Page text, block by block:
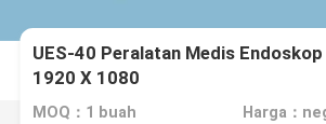
UES-40 Peralatan Medis
1920 X 1080
MOQ：1 buah Harga：